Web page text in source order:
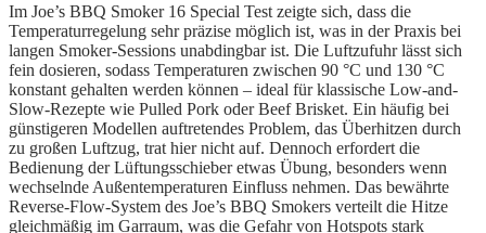
Im Joe’s BBQ Smoker 16 Special Test zeigte sich, dass die
Temperaturregelung sehr präzise möglich ist, was in der Praxis bei
langen Smoker-Sessions unabdingbar ist. Die Luftzufuhr lässt sich
fein dosieren, sodass Temperaturen zwischen 90 °C und 130 °C
konstant gehalten werden können – ideal für klassische Low-and-
Slow-Rezepte wie Pulled Pork oder Beef Brisket. Ein häufig bei
günstigeren Modellen auftretendes Problem, das Überhitzen durch
zu großen Luftzug, trat hier nicht auf. Dennoch erfordert die
Bedienung der Lüftungsschieber etwas Übung, besonders wenn
wechselnde Außentemperaturen Einfluss nehmen. Das bewährte
Reverse-Flow-System des Joe’s BBQ Smokers verteilt die Hitze
gleichmäßig im Garraum, was die Gefahr von Hotspots stark